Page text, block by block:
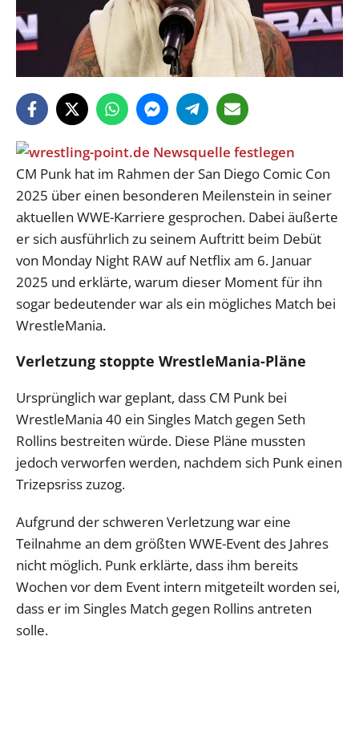
CM Punk hat im Rahmen der San Diego Comic Con
2025 über einen besonderen Meilenstein in seiner
aktuellen WWE-Karriere gesprochen. Dabei äußerte
er sich ausführlich zu seinem Auftritt beim Debüt
von Monday Night RAW auf Netflix am 6. Januar
2025 und erklärte, warum dieser Moment für ihn
sogar bedeutender war als ein mögliches Match bei
WrestleMania.
Verletzung stoppte WrestleMania-Pläne
Ursprünglich war geplant, dass CM Punk bei
WrestleMania 40 ein Singles Match gegen Seth
Rollins bestreiten würde. Diese Pläne mussten
jedoch verworfen werden, nachdem sich Punk einen
Trizepsriss zuzog.
Aufgrund der schweren Verletzung war eine
Teilnahme an dem größten WWE-Event des Jahres
nicht möglich. Punk erklärte, dass ihm bereits
Wochen vor dem Event intern mitgeteilt worden sei,
dass er im Singles Match gegen Rollins antreten
solle.